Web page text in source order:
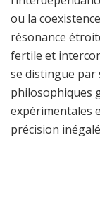
ou la
résonance
fertile et
se distingue par
philosophiques
expérimentales
précision